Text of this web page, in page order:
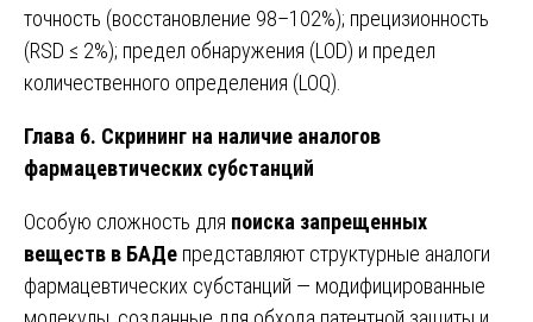
точность (восстановление 98–102%); прецизионность
(RSD ≤ 2%); предел обнаружения (LOD) и предел
количественного определения (LOQ).
Глава 6. Скрининг на наличие аналогов
фармацевтических субстанций
Особую сложность для поиска запрещенных
веществ в БАДе представляют структурные аналоги
фармацевтических субстанций — модифицированные